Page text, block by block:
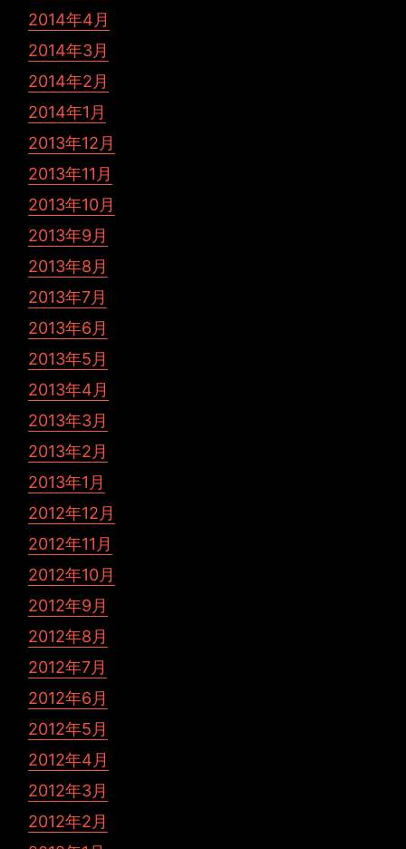
2014年4月
2014年3月
2014年2月
2014年1月
2013年12月
2013年11月
2013年10月
2013年9月
2013年8月
2013年7月
2013年6月
2013年5月
2013年4月
2013年3月
2013年2月
2013年1月
2012年12月
2012年11月
2012年10月
2012年9月
2012年8月
2012年7月
2012年6月
2012年5月
2012年4月
2012年3月
2012年2月